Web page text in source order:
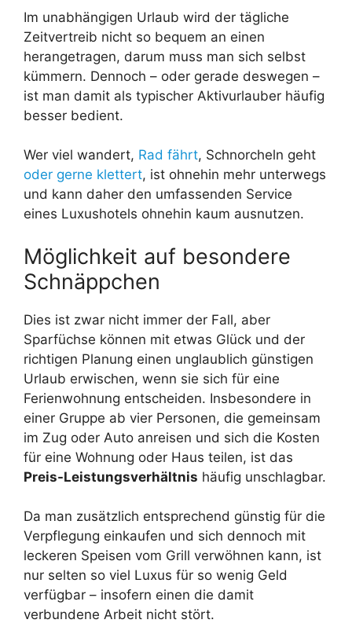
Im unabhängigen Urlaub wird der tägliche
Zeitvertreib nicht so bequem an einen
herangetragen, darum muss man sich selbst
kümmern. Dennoch – oder gerade deswegen –
ist man damit als typischer Aktivurlauber häufig
besser bedient.
Wer viel wandert, Rad fährt, Schnorcheln geht
oder gerne klettert, ist ohnehin mehr unterwegs
und kann daher den umfassenden Service
eines Luxushotels ohnehin kaum ausnutzen.
Möglichkeit auf besondere
Schnäppchen
Dies ist zwar nicht immer der Fall, aber
Sparfüchse können mit etwas Glück und der
richtigen Planung einen unglaublich günstigen
Urlaub erwischen, wenn sie sich für eine
Ferienwohnung entscheiden. Insbesondere in
einer Gruppe ab vier Personen, die gemeinsam
im Zug oder Auto anreisen und sich die Kosten
für eine Wohnung oder Haus teilen, ist das
Preis-Leistungsverhältnis häufig unschlagbar.
Da man zusätzlich entsprechend günstig für die
Verpflegung einkaufen und sich dennoch mit
leckeren Speisen vom Grill verwöhnen kann, ist
nur selten so viel Luxus für so wenig Geld
verfügbar – insofern einen die damit
verbundene Arbeit nicht stört.